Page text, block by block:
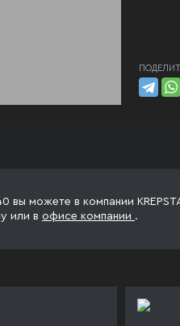
вы можете в компании
или в офисе компании .